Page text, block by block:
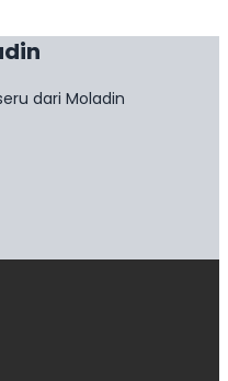
dari Moladin